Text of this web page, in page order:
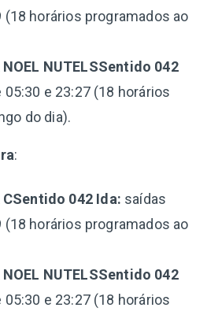
(18 horários programados ao
NOEL NUTELSSentido 042
e 23:27 (18 horários
do dia).
:
CSentido 042 Ida: saídas
(18 horários programados ao
NOEL NUTELSSentido 042
e 23:27 (18 horários